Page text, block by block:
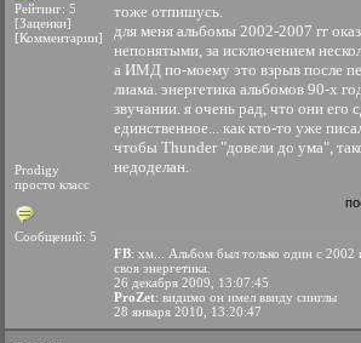
Рейтинг: 5
[Заценки]
[Комментарии]
Prodigy
просто класс
Сообщений: 5
тоже отпишусь.
для меня альбомы 2002-2007 гг
непонятыми, за исключением
а ИМД по-моему это взрыв после
лиама. энергетика альбомов 90-х
звучании. я очень рад, что они его
единственное... как кто-то уже
чтобы Thunder "довели до ума",
недоделан.
FB: хм... Альбом был только один с 2002
своя энергетика.
26 декабря 2009, 13:07:45
ProZet: видимо он имел ввиду синглы
28 января 2010, 13:20:47